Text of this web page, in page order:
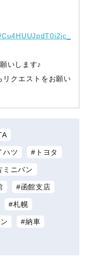
いします♪
リクエストをお願い
ハツ トヨタ
ミニバン
函館支店
札幌
納車